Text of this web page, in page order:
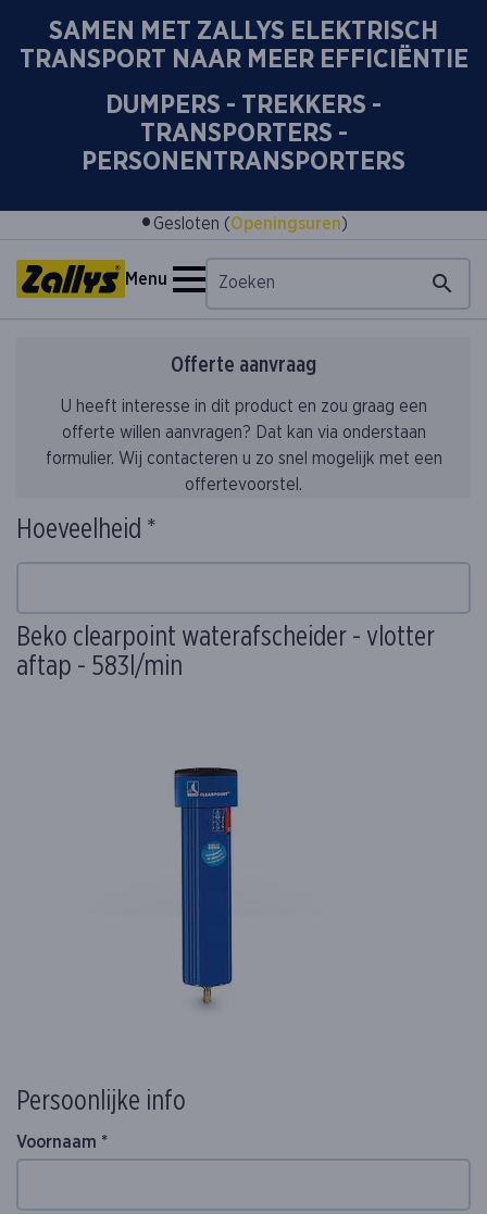
SAMEN MET ZALLYS ELEKTRISCH
TRANSPORT NAAR MEER EFFICIËNTIE
DUMPERS - TREKKERS -
TRANSPORTERS -
PERSONENTRANSPORTERS
• Gesloten (Openingsuren)
Menu
Offerte aanvraag
U heeft interesse in dit product en zou graag een
offerte willen aanvragen? Dat kan via onderstaan
formulier. Wij contacteren u zo snel mogelijk met een
offertevoorstel.
Hoeveelheid *
Beko clearpoint waterafscheider - vlotter
aftap - 583l/min
Persoonlijke info
Voornaam *